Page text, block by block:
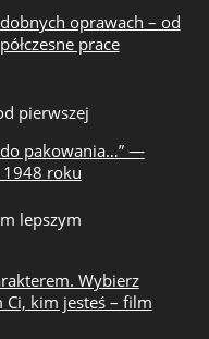
oprawach – od
prace
pierwszej
pakowania…” —
1948 roku
lepszym
Wybierz
kim jesteś – film